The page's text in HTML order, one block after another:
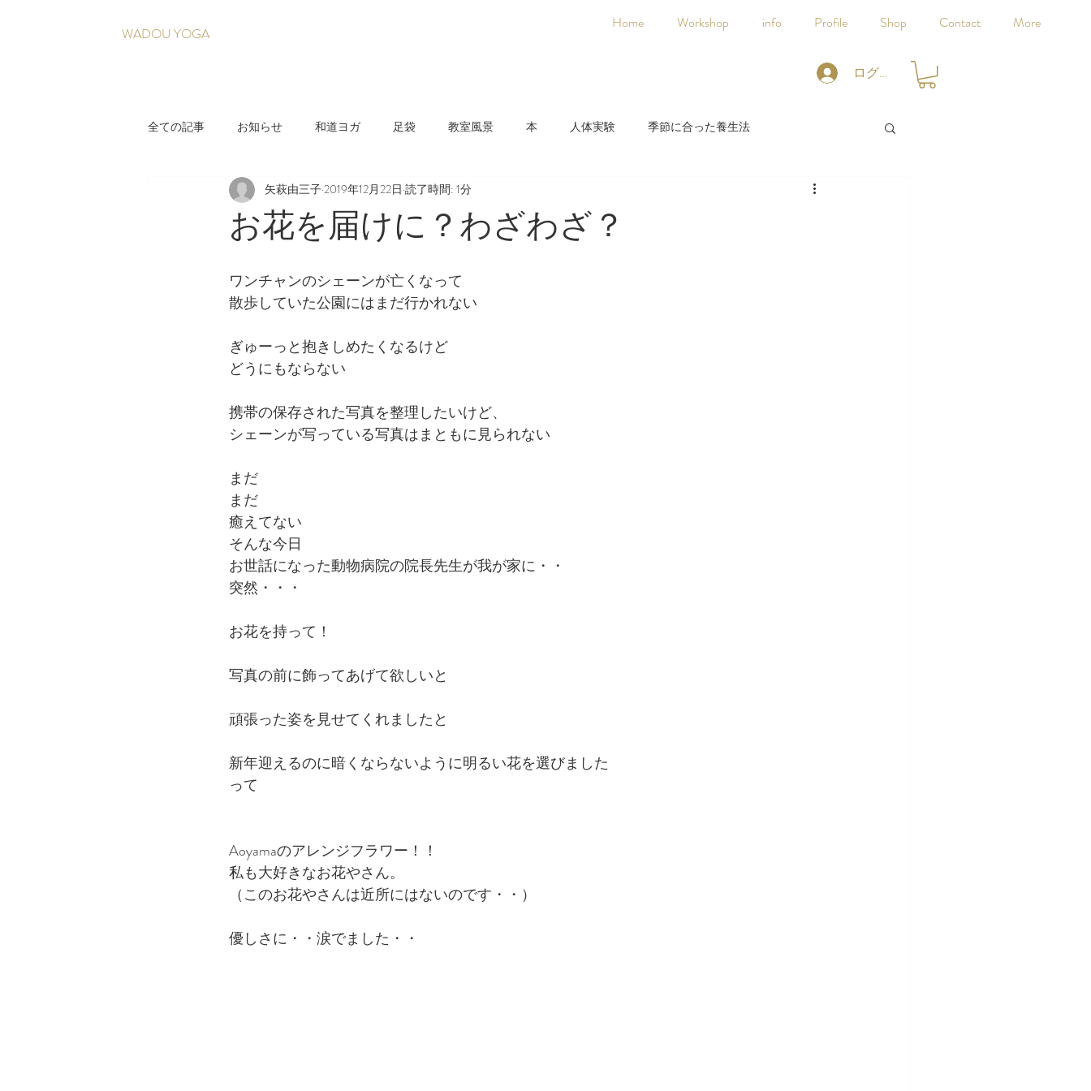
WADOU YOGA
Home Workshop info Profile Shop Contact More
ログイン
全ての記事 お知らせ 和道ヨガ 足袋 教室風景 本 人体実験 季節に合った養生法
疲れづらい身体を育てる養生法 日本人に合った養生法
お花を届けに？わざわざ？
矢萩由三子 2019年12月22日 読了時間: 1分
ワンチャンのシェーンが亡くなって
散歩していた公園にはまだ行かれない
ぎゅーっと抱きしめたくなるけど
どうにもならない
携帯の保存された写真を整理したいけど、
シェーンが写っている写真はまともに見られない
まだ
まだ
癒えてない
そんな今日
お世話になった動物病院の院長先生が我が家に・・
突然・・・
お花を持って！
写真の前に飾ってあげて欲しいと
頑張った姿を見せてくれましたと
新年迎えるのに暗くならないように明るい花を選びました
って
Aoyamaのアレンジフラワー！！
私も大好きなお花やさん。
（このお花やさんは近所にはないのです・・）
優しさに・・涙でました・・